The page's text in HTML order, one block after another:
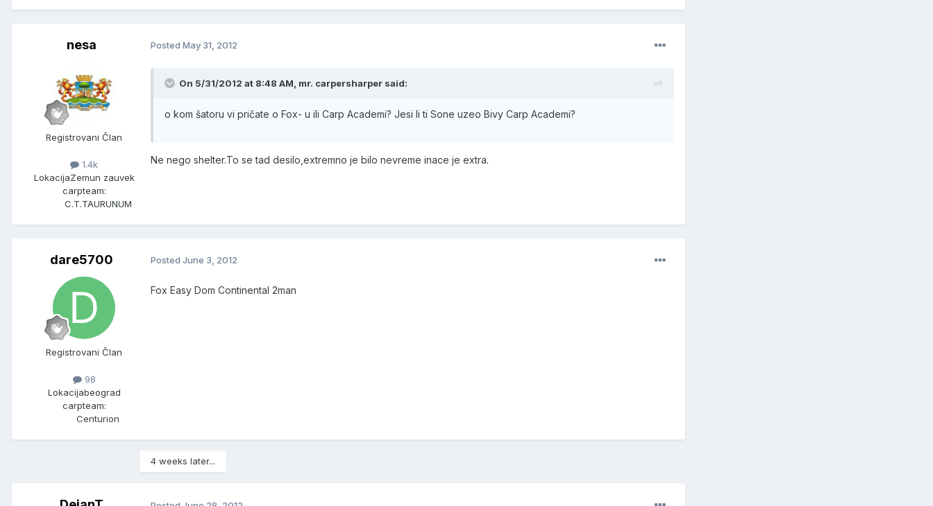
nesa
Registrovani Član
1.4k
LokacijaZemun zauvek
carpteam:
C.T.TAURUNUM
Posted May 31, 2012
On 5/31/2012 at 8:48 AM, mr. carpersharper said:
o kom šatoru vi pričate o Fox- u ili Carp Academi? Jesi li ti Sone uzeo Bivy Carp Academi?
Ne nego shelter.To se tad desilo,extremno je bilo nevreme inace je extra.
dare5700
Registrovani Član
98
Lokacijabeograd
carpteam:
Centurion
Posted June 3, 2012
Fox Easy Dom Continental 2man
4 weeks later...